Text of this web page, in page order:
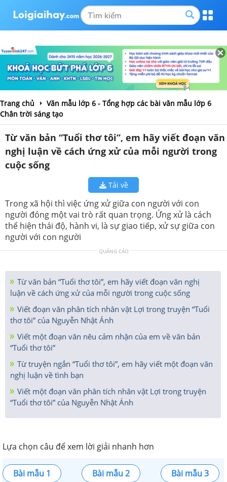
Trang chủ
Văn mẫu lớp 6 - Tổng hợp các bài văn mẫu lớp 6
Chân trời sáng tạo
Từ văn bản “Tuổi thơ tôi”, em hãy viết đoạn văn
nghị luận về cách ứng xử của mỗi người trong
cuộc sống
Tải về
Trong xã hội thì việc ứng xử giữa con người với con
người đóng một vai trò rất quan trọng. Ứng xử là cách
thể hiện thái độ, hành vi, là sự giao tiếp, xử sự giữa con
người với con người
QUẢNG CÁO
Từ văn bản “Tuổi thơ tôi”, em hãy viết đoạn văn nghị
luận về cách ứng xử của mỗi người trong cuộc sống
Viết đoạn văn phân tích nhân vật Lợi trong truyện “Tuổi
thơ tôi” của Nguyễn Nhật Ánh
Viết một đoạn văn nêu cảm nhận của em về văn bản
“Tuổi thơ tôi”
Từ truyện ngắn “Tuổi thơ tôi”, em hãy viết một đoạn văn
nghị luận về tình bạn
Viết một đoạn văn phân tích nhân vật Lợi trong truyện
“Tuổi thơ tôi” của Nguyễn Nhật Ánh
Lựa chọn câu để xem lời giải nhanh hơn
Bài mẫu 1 Bài mẫu 2
Bài mẫu 3